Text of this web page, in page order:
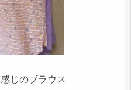
じのブラウス